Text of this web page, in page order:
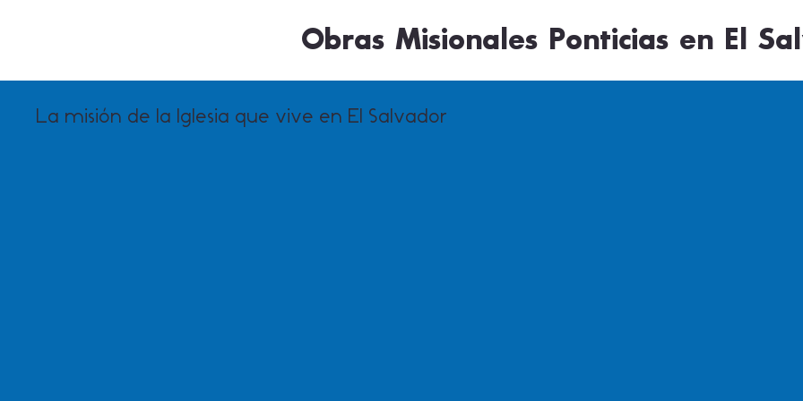
Obras Misionales Ponticias en El
La misión de la Iglesia que vive en El Salvador